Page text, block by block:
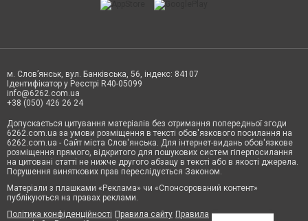
м. Слов’янськ, вул. Банківська, 56, індекс: 84107
Ідентифікатор у Реєстрі R40-05099
info@6262.com.ua
+38 (050) 426 26 24
Допускається цитування матеріалів без отримання попередньої згоди
6262.com.ua за умови розміщення в тексті обов'язкового посилання на
6262.com.ua - Сайт міста Слов'янська. Для інтернет-видань обов'язкове
розміщення прямого, відкритого для пошукових систем гіперпосилання
на цитовані статті не нижче другого абзацу в тексті або в якості джерела.
Порушення виняткових прав переслідується Законом.
Матеріали з плашками «Реклама» чи «Спонсорований контент»
публікуються на правах реклами.
Політика конфіденційності Правила сайту Правила